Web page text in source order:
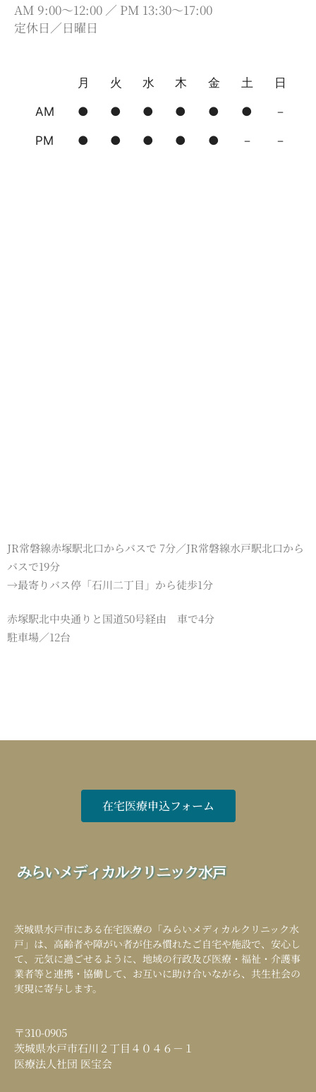
AM 9:00～12:00 ／ PM 13:30～17:00
定休日／日曜日
月 火 水 木 金 土 日
AM ● ● ● ● ● ● －
PM ● ● ● ● ● － －
JR常磐線赤塚駅北口からバスで 7分／JR常磐線水戸駅北口から
バスで19分
→最寄りバス停「石川二丁目」から徒歩1分
赤塚駅北中央通りと国道50号経由 車で4分
駐車場／12台
在宅医療申込フォーム
茨城県水戸市にある在宅医療の「みらいメディカルクリニック水
戸 」は、高齢者や障がい者が住み慣れたご自宅や施設で、安心し
て、元気に過ごせるように、地域の行政及び医療・福祉・介護事
業者等と連携・協働して、お互いに助け合いながら、共生社会の
実現に寄与します。
〒310-0905
茨城県水戸市石川２丁目４０４６－１
医療法人社団 医宝会